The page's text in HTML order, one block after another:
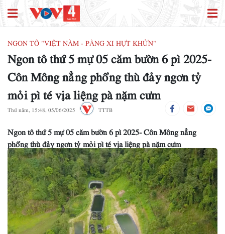
NGON TÔ "VIỆT NÀM - PÀNG XI HỰT KHỬN"
Ngon tô thứ 5 mự 05 căm bườn 6 pì 2025-
Côn Mông nẳng phổng thù đảy ngơn tỷ
mỏi pì té vịa liệng pà nặm cưm
Thứ năm, 15:48, 05/06/2025 TTTB
Ngon tô thứ 5 mự 05 căm bườn 6 pì 2025- Côn Mông nẳng
phổng thù đảy ngơn tỷ mỏi pì té vịa liệng pà nặm cưm